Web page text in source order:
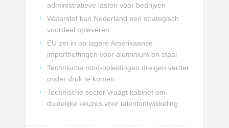
administratieve lasten voor bedrijven
Waterstof kan Nederland een strategisch
voordeel opleveren
EU zet in op lagere Amerikaanse
importheffingen voor aluminium en staal
Technische mbo-opleidingen dreigen verder
onder druk te komen
Technische sector vraagt kabinet om
duidelijke keuzes voor talentontwikkeling